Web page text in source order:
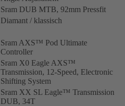
Sram DUB MTB, 92mm Pressfit
Diamant / klassisch
Sram AXS™ Pod Ultimate
Controller
Sram X0 Eagle AXS™
Transmission, 12-Speed, Electronic
Shifting System
Sram XX SL Eagle™ Transmission
DUB, 34T